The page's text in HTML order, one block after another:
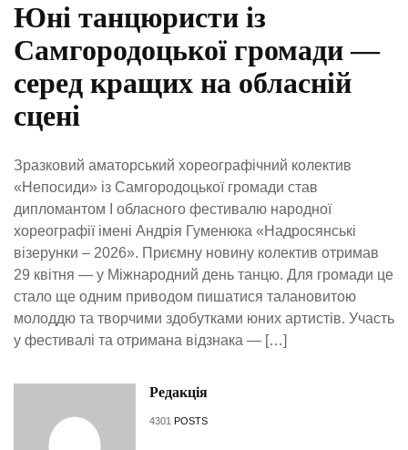
Юні танцюристи із
Самгородоцької громади —
серед кращих на обласній
сцені
Зразковий аматорський хореографічний колектив
«Непосиди» із Самгородоцької громади став
дипломантом І обласного фестивалю народної
хореографії імені Андрія Гуменюка «Надросянські
візерунки – 2026». Приємну новину колектив отримав
29 квітня — у Міжнародний день танцю. Для громади це
стало ще одним приводом пишатися талановитою
молоддю та творчими здобутками юних артистів. Участь
у фестивалі та отримана відзнака — […]
Редакція
4301 POSTS